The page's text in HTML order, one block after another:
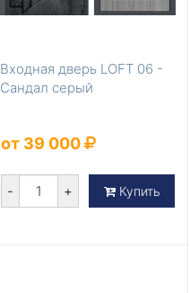
Входная дверь LOFT 06 -
Сандал серый
от 39 000
- + Купить